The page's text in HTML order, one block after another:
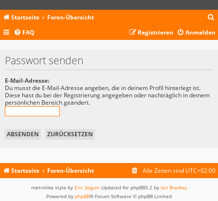
Startseite Foren-Übersicht
c
FAQ Anmelden
Registrieren
Passwort senden
E-Mail-Adresse:
Du musst die E-Mail-Adresse angeben, die in deinem Profil hinterlegt ist.
Diese hast du bei der Registrierung angegeben oder nachträglich in deinem
persönlichen Bereich geändert.
Startseite Foren-Übersicht Alle Zeiten sind UTC+02:00
metrolike style by Eric Seguin Updated for phpBB3.2 by Ian Bradley
Powered by phpBB® Forum Software © phpBB Limited